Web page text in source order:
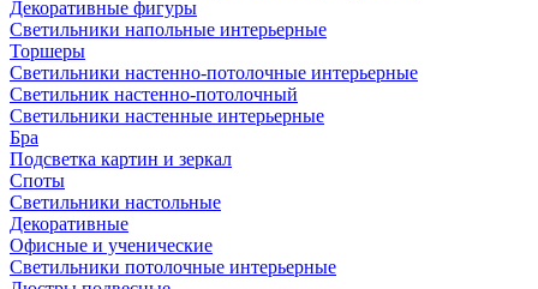
Декоративные фигуры
Светильники напольные интерьерные
Торшеры
Светильники настенно-потолочные интерьерные
Светильник настенно-потолочный
Светильники настенные интерьерные
Бра
Подсветка картин и зеркал
Споты
Светильники настольные
Декоративные
Офисные и ученические
Светильники потолочные интерьерные